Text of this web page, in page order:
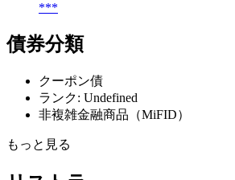
***
債券分類
クーポン債
ランク: Undefined
非複雑金融商品（MiFID）
もっと見る